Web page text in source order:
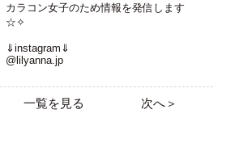
カラコン女子のため情報を発信します
☆✧
⇓instagram⇓
@lilyanna.jp
一覧を見る 次へ＞